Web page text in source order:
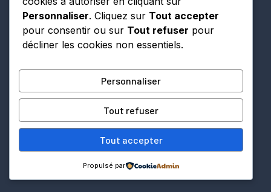
Conditions Générales d’Utilisation
Personnaliser. Cliquez sur Tout accepter
pour consentir ou sur Tout refuser pour
décliner les cookies non essentiels.
Personnaliser
Tout refuser
Tout accepter
Propulsé par